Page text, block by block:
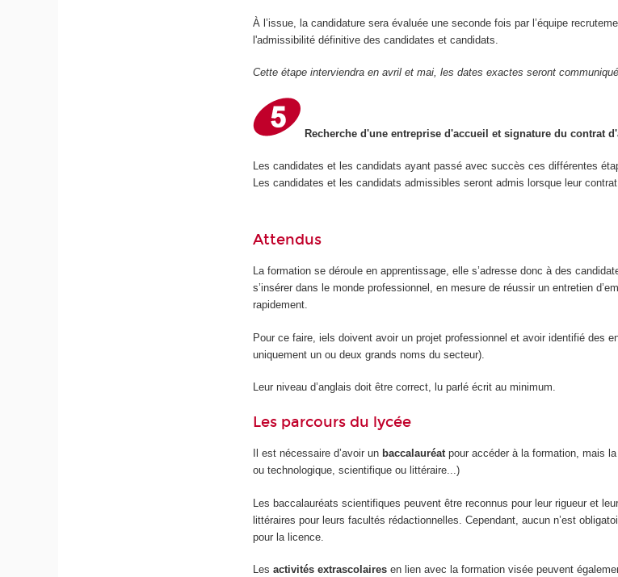
À l’issue, la candidature sera évaluée une seconde fois par l’équipe
l'admissibilité définitive des candidates et candidats.
Cette étape interviendra en avril et mai, les dates exactes seront
Recherche d'une entreprise d'accueil et signature du contrat
Les candidates et les candidats ayant passé avec succès ces différentes
Les candidates et les candidats admissibles seront admis lorsque leur
Attendus
La formation se déroule en apprentissage, elle s’adresse donc à des
s’insérer dans le monde professionnel, en mesure de réussir un entretien
rapidement.
Pour ce faire, iels doivent avoir un projet professionnel et avoir identifié des
uniquement un ou deux grands noms du secteur).
Leur niveau d’anglais doit être correct, lu parlé écrit au minimum.
Les parcours du lycée
Il est nécessaire d’avoir un baccalauréatpour accéder à la formation, mais
ou technologique, scientifique ou littéraire...)
Les baccalauréats scientifiques peuvent être reconnus pour leur rigueur et
littéraires pour leurs facultés rédactionnelles. Cependant, aucun n’est
pour la licence.
Lesactivités extrascolaires en lien avec la formation visée peuvent